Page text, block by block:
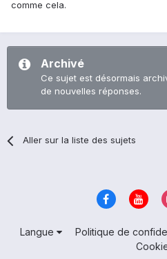
comme cela.
Archivé
Ce sujet est désormais
de nouvelles réponses.
Aller sur la liste des sujets
Langue Politique de